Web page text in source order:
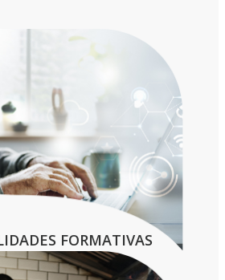
en Educación
(ESO) o equivalente
Básico (FP Básica)
profesionalidad de nivel 2
(FP Grado medio) o
FORMATIVAS